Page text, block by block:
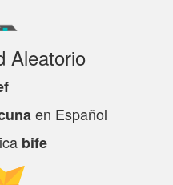
Aleatorio
en Español
bife